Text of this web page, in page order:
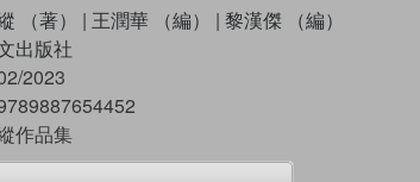
（著） | 王潤華 （編） | 黎漢傑 （編）
出版社
2023
作品集